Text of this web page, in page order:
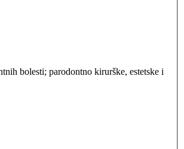
bolesti; parodontno kirurške, estetske i